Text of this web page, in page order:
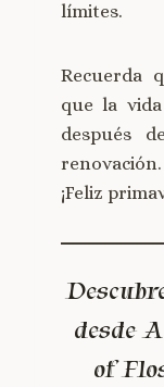
límites.
Recuerda
que la
después
¡Feliz
desde
of